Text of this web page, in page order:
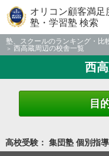
オリコン顧客満足
塾・学習塾 検索
塾、スクールのランキング・比
西高蔵周辺の校舎一覧
西
目
高校受験： 集団塾 個別指